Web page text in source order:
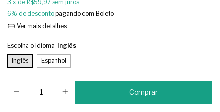
3 x de R$59,97 sem juros
6% de desconto pagando com Boleto
Ver mais detalhes
Escolha o Idioma: Inglês
Inglês Espanhol